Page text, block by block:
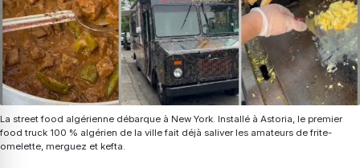
La street food algérienne débarque à New York. Installé à Astoria, le premier
food truck 100 % algérien de la ville fait déjà saliver les amateurs de frite-
omelette, merguez et kefta.